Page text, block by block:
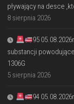
pływający na desce
8 sierpnia 2026
95
substancji
1306G
5 sierpnia 2026
94